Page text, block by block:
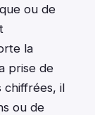
ou de
la
prise de
chiffrées, il
ou de